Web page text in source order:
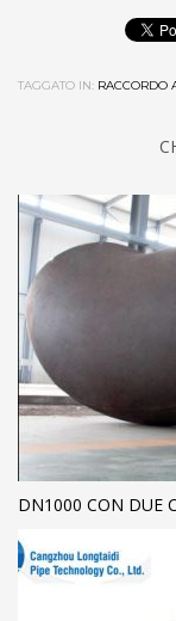
TAGGATO IN: RACCORDO
DN1000 CON DUE